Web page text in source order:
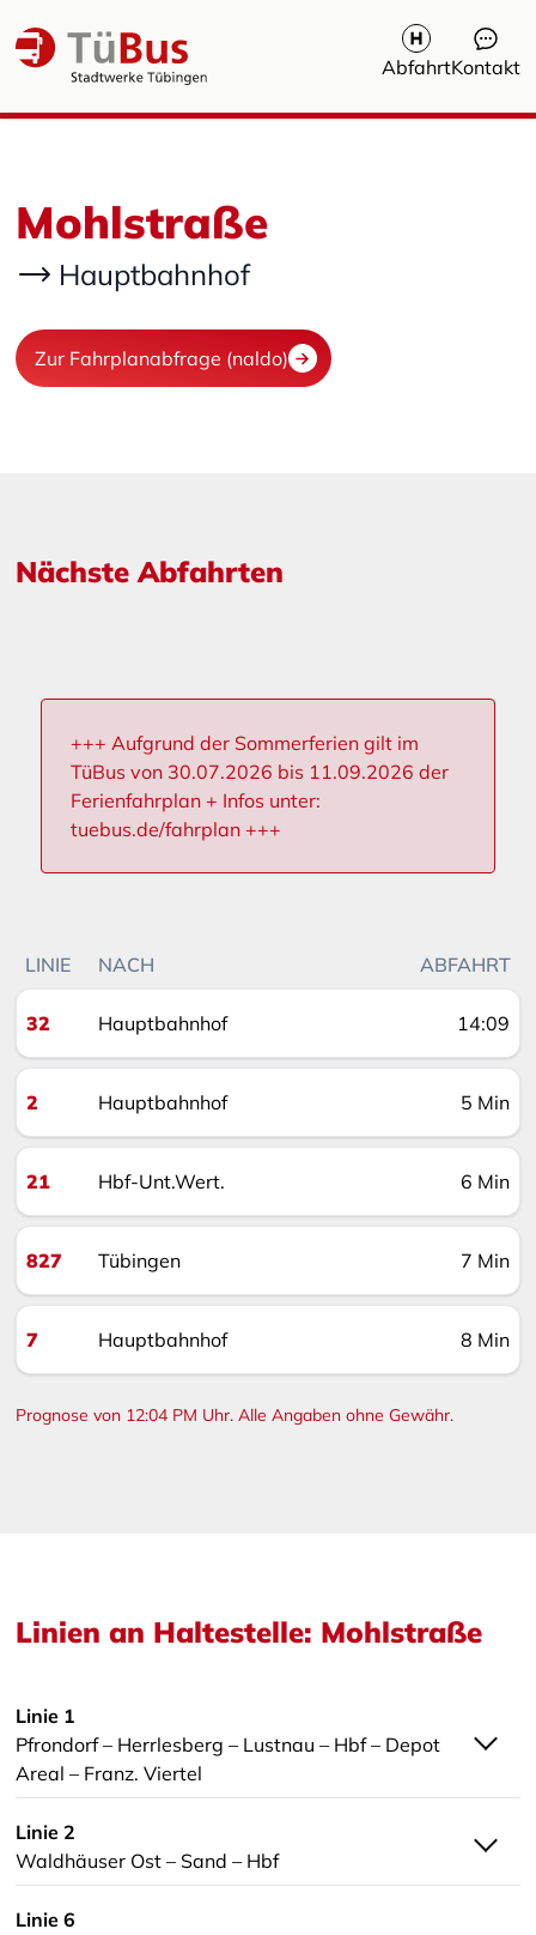
AbfahrtKontakt
Mohlstraße
Hauptbahnhof
Zur Fahrplanabfrage (naldo)
Nächste Abfahrten
+++ Aufgrund der Sommerferien gilt im
TüBus von 30.07.2026 bis 11.09.2026 der
Ferienfahrplan + Infos unter:
tuebus.de/fahrplan +++
LINIE NACH ABFAHRT
32 Hauptbahnhof 14:09
2 Hauptbahnhof 5 Min
21 Hbf-Unt.Wert. 6 Min
827 Tübingen 7 Min
7 Hauptbahnhof 8 Min
Prognose von 12:04 PM Uhr. Alle Angaben ohne Gewähr.
Linien an Haltestelle: Mohlstraße
Linie 1
Pfrondorf – Herrlesberg – Lustnau – Hbf – Depot
Areal – Franz. Viertel
Linie 2
Waldhäuser Ost – Sand – Hbf
Linie 6